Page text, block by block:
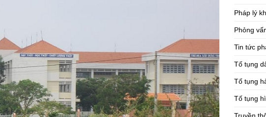
Pháp lý
Phỏng
Tin tức
Tố tụng
Tố tụng
Tố tụng